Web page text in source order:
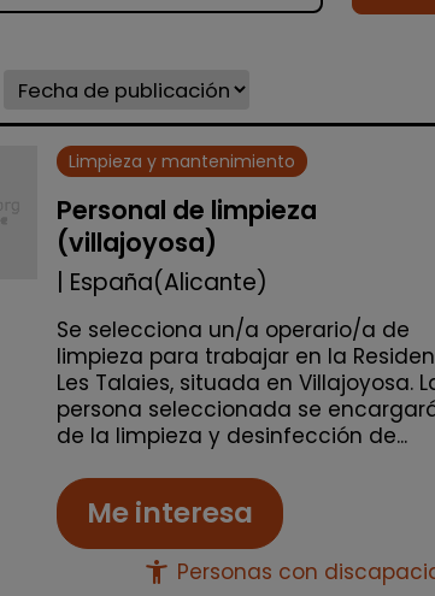
Limpieza y mantenimiento
Personal de limpieza
(villajoyosa)
| España(Alicante)
Se selecciona un/a operario/a de
limpieza para trabajar en la
Les Talaies, situada en Villajoyosa.
persona seleccionada se
de la limpieza y desinfección de...
Me interesa
accessibility_new Personas con